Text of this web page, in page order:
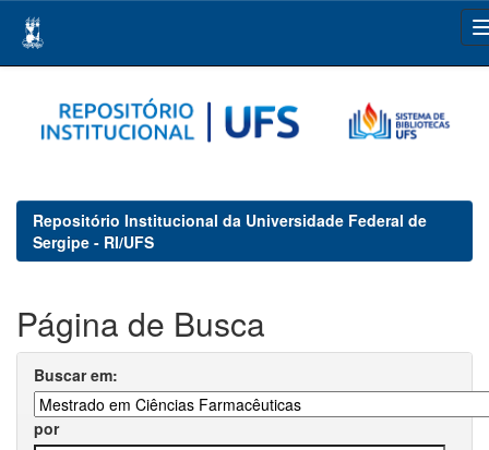
navigation
Repositório Institucional da Universidade Federal de
Sergipe - RI/UFS
Página de Busca
Buscar em:
por